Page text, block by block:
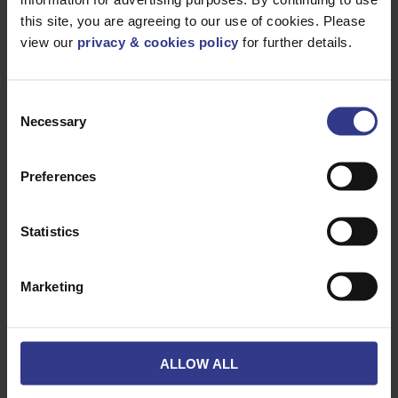
this site, you are agreeing to our use of cookies. Please
view our privacy & cookies policy for further details.
Selection
Necessary
Preferences
Statistics
Marketing
ALLOW ALL
Produtos
Selecione um produto abaixo e clique no botão Adicionar à
QUANTIDADE/METROS
1X70 CU,
XLPE, SCR,